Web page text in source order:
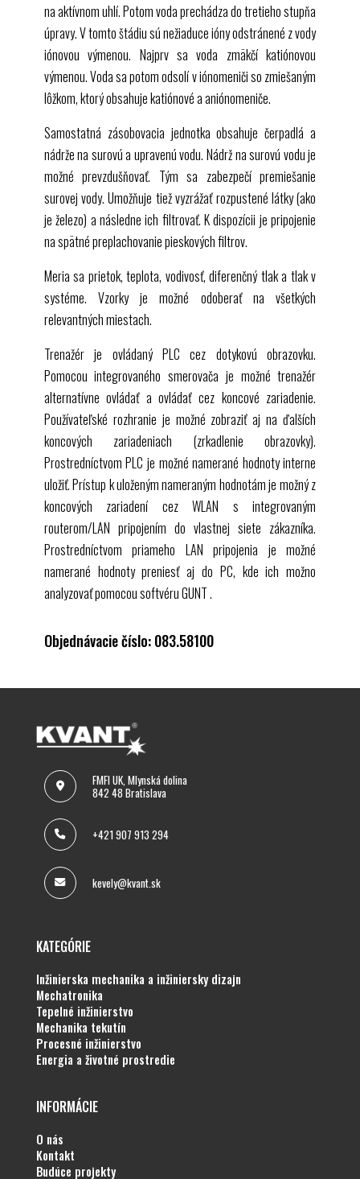
na aktívnom uhlí. Potom voda prechádza do tretieho stupňa
úpravy. V tomto štádiu sú nežiaduce ióny odstránené z vody
iónovou výmenou. Najprv sa voda zmäkčí katiónovou
výmenou. Voda sa potom odsolí v iónomeniči so zmiešaným
lôžkom, ktorý obsahuje katiónové a aniónomeniče.
Samostatná zásobovacia jednotka obsahuje čerpadlá a
nádrže na surovú a upravenú vodu. Nádrž na surovú vodu je
možné prevzdušňovať. Tým sa zabezpečí premiešanie
surovej vody. Umožňuje tiež vyzrážať rozpustené látky (ako
je železo) a následne ich filtrovať. K dispozícii je pripojenie
na spätné preplachovanie pieskových filtrov.
Meria sa prietok, teplota, vodivosť, diferenčný tlak a tlak v
systéme. Vzorky je možné odoberať na všetkých
relevantných miestach.
Trenažér je ovládaný PLC cez dotykovú obrazovku.
Pomocou integrovaného smerovača je možné trenažér
alternatívne ovládať a ovládať cez koncové zariadenie.
Používateľské rozhranie je možné zobraziť aj na ďalších
koncových zariadeniach (zrkadlenie obrazovky).
ProstredníctvomPLC je možné namerané hodnoty interne
uložiť. Prístup k uloženým nameraným hodnotám je možný z
koncových zariadení cezWLAN s integrovaným
routerom/LAN pripojením do vlastnej siete zákazníka.
Prostredníctvom priameho LAN pripojenia je možné
namerané hodnoty preniesť aj do PC, kde ich možno
analyzovať pomocou softvéruGUNT.
Objednávacie číslo: 083.58100
FMFI UK, Mlynská dolina
842 48 Bratislava
+421 907 913 294
kevely@kvant.sk
KATEGÓRIE
inžinierska mechanika a inžiniersky dizajn
mechatronika
tepelné inžinierstvo
mechanika tekutín
procesné inžinierstvo
energia a životné prostredie
INFORMÁCIE
o nás
kontakt
budúce projekty